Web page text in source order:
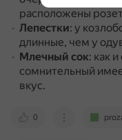
расположены
Лепестки: у
длинные, чем у
Млечный сок: как
сомнительный
вкус.
0